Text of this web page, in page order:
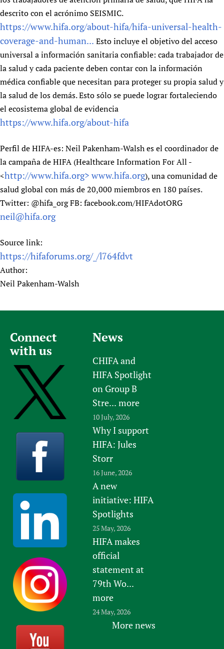
descrito con el acrónimo SEISMIC.
https://www.hifa.org/about-hifa/hifa-universal-health-
coverage-and-human... Esto incluye el objetivo del acceso
universal a información sanitaria confiable: cada trabajador de
la salud y cada paciente deben contar con la información
médica confiable que necesitan para proteger su propia salud y
la salud de los demás. Esto sólo se puede lograr fortaleciendo
el ecosistema global de evidencia
https://www.hifa.org/about-hifa
Perfil de HIFA-es: Neil Pakenham-Walsh es el coordinador de
la campaña de HIFA (Healthcare Information For All -
<http://www.hifa.org> www.hifa.org), una comunidad de
salud global con más de 20,000 miembros en 180 países.
Twitter: @hifa_org FB: facebook.com/HIFAdotORG
neil@hifa.org
Source link:
https://hifaforums.org/_/l764fdvt
Author:
Neil Pakenham-Walsh
Connect
with us
News
CHIFA and
HIFA Spotlight
on Group B
Stre... more
10 July, 2026
Why I support
HIFA: Jules
Storr
16 June, 2026
A new
initiative: HIFA
Spotlights
25 May, 2026
HIFA makes
official
statement at
79th Wo...
more
24 May, 2026
More news